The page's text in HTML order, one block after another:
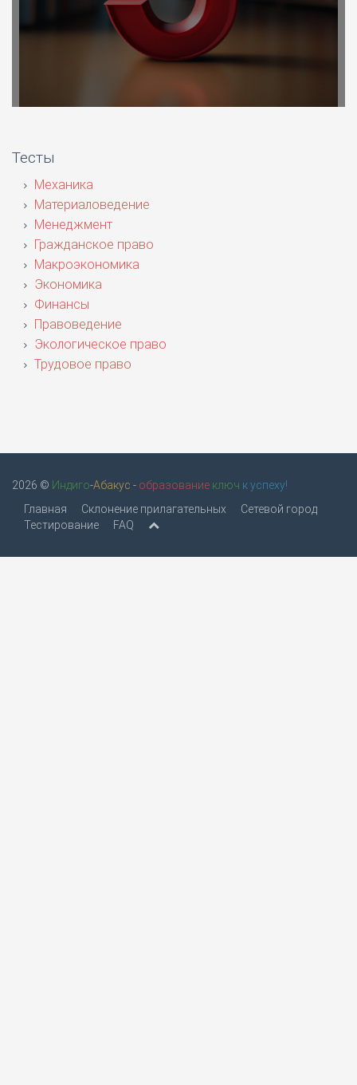
Тесты
Механика
Материаловедение
Менеджмент
Гражданское право
Макроэкономика
Экономика
Финансы
Правоведение
Экологическое право
Трудовое право
2026 © Индиго-Абакус - образование ключ к успеху!
Главная
Склонение прилагательных
Сетевой город
Тестирование
FAQ